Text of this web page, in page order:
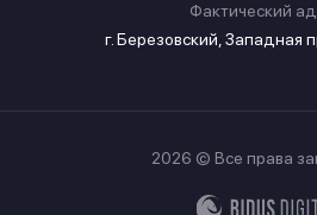
Фактический
г. Березовский, Западная
2026 © Все права